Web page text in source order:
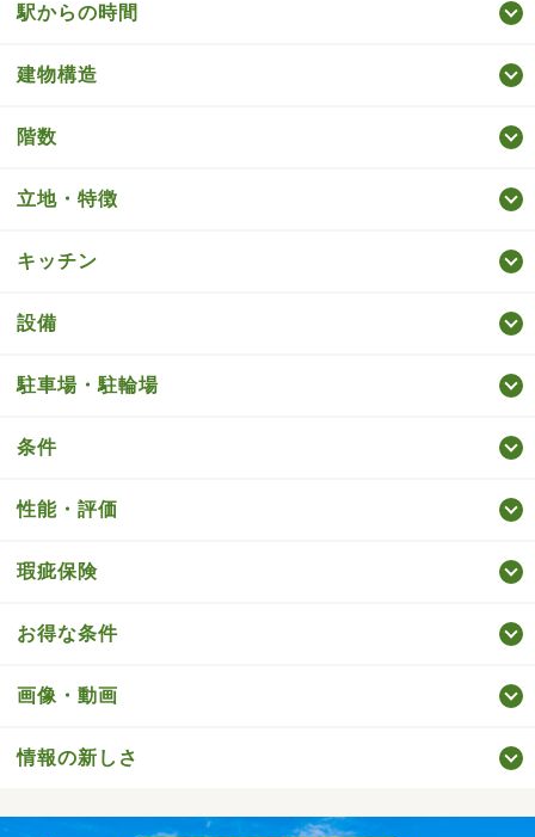
駅からの時間
建物構造
階数
立地・特徴
キッチン
設備
駐車場・駐輪場
条件
性能・評価
瑕疵保険
お得な条件
画像・動画
情報の新しさ